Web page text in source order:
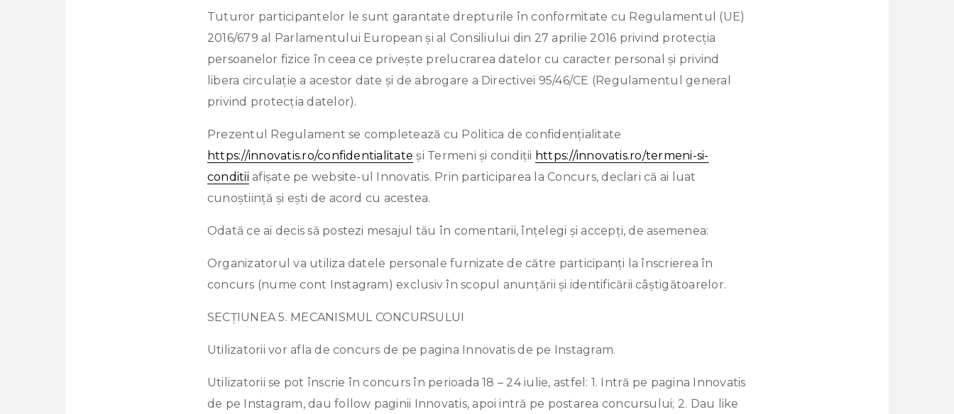
Tuturor participantelor le sunt garantate drepturile în conformitate cu Regulamentul (UE)
2016/679 al Parlamentului European și al Consiliului din 27 aprilie 2016 privind protecția
persoanelor fizice în ceea ce privește prelucrarea datelor cu caracter personal și privind
libera circulație a acestor date și de abrogare a Directivei 95/46/CE (Regulamentul general
privind protecția datelor).
Prezentul Regulament se completează cu Politica de confidențialitate
https://innovatis.ro/confidentialitate și Termeni și condiții https://innovatis.ro/termeni-si-
conditii afișate pe website-ul Innovatis. Prin participarea la Concurs, declari că ai luat
cunoștiință și ești de acord cu acestea.
Odată ce ai decis să postezi mesajul tău în comentarii, înțelegi și accepți, de asemenea:
Organizatorul va utiliza datele personale furnizate de către participanți la înscrierea în
concurs (nume cont Instagram) exclusiv în scopul anunțării și identificării câștigătoarelor.
SECȚIUNEA 5. MECANISMUL CONCURSULUI
Utilizatorii vor afla de concurs de pe pagina Innovatis de pe Instagram.
Utilizatorii se pot înscrie în concurs în perioada 18 – 24 iulie, astfel: 1. Intră pe pagina Innovatis
de pe Instagram, dau follow paginii Innovatis, apoi intră pe postarea concursului; 2. Dau like